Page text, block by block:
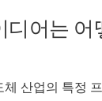
디어는 어
체 산업의 특정